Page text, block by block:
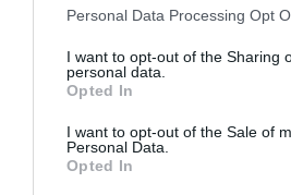
Please note that this website/app
not limited to your visit or usage
grant or deny consent to Google and
use your data for below specified
consent section.
Personal Data Processing Opt
I want to opt-out of the Sharing
personal data.
Opted In
I want to opt-out of the Sale of
Personal Data.
Opted In